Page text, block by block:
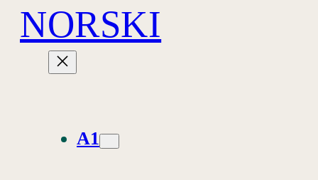
Hopp
innhold
NORSKI
A1